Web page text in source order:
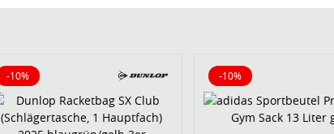
-10%
10% reduziert
-10%
10% reduziert